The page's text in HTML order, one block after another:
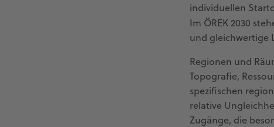
individuellen
Im ÖREK 2030
und gleichwertige
Regionen und
Topografie,
spezifischen
relative
Zugänge, die